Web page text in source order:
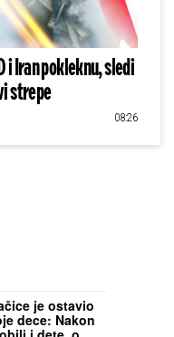
i Iran pokleknu, sledi
strepe
08:26